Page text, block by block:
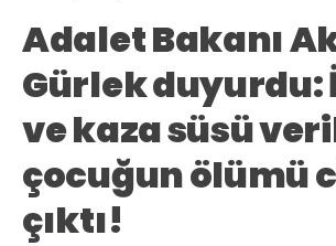
Adalet Bakanı
Gürlek
ve kaza süsü
çocuğun ölümü
çıktı!